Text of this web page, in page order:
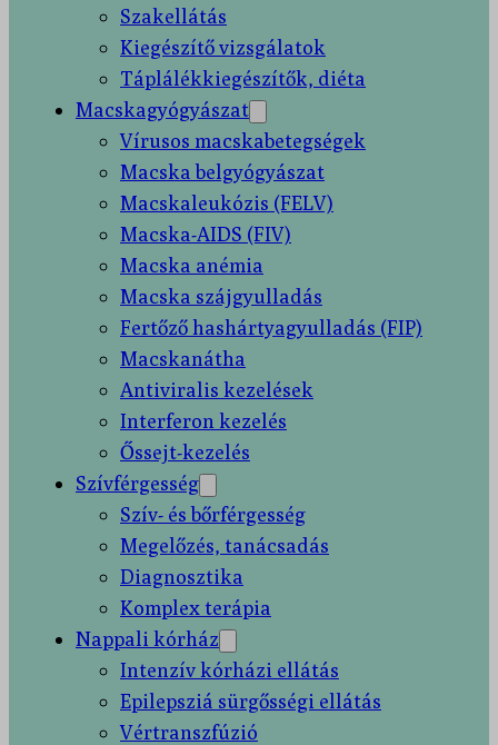
Szakellátás
Kiegészítő vizsgálatok
Táplálékkiegészítők, diéta
Macskagyógyászat
Vírusos macskabetegségek
Macska belgyógyászat
Macskaleukózis (FELV)
Macska-AIDS (FIV)
Macska anémia
Macska szájgyulladás
Fertőző hashártyagyulladás (FIP)
Macskanátha
Antiviralis kezelések
Interferon kezelés
Őssejt-kezelés
Szívférgesség
Szív- és bőrférgesség
Megelőzés, tanácsadás
Diagnosztika
Komplex terápia
Nappali kórház
Intenzív kórházi ellátás
Epilepsziá sürgősségi ellátás
Vértranszfúzió